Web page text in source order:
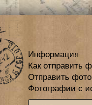
Информация
Как отправить
Отправить
Фотографии с